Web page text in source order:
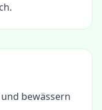
bewässern